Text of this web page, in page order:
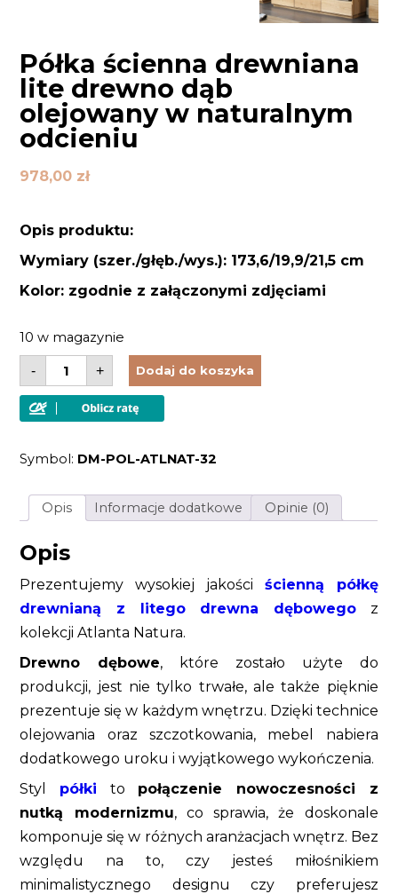
Półka ścienna drewniana
lite drewno dąb
olejowany w naturalnym
odcieniu
978,00 zł
Opis produktu:
Wymiary (szer./głęb./wys.): 173,6/19,9/21,5 cm
Kolor: zgodnie z załączonymi zdjęciami
10 w magazynie
-
ilość
Półka
ścienna
drewniana
lite
olejowany
odcieniu
+ Dodaj do koszyka
Symbol: DM-POL-ATLNAT-32
Opis Informacje dodatkowe Opinie (0)
Opis
Prezentujemy wysokiej jakości ścienną półkę
drewnianą z litego drewna dębowegoz
kolekcji Atlanta Natura.
Drewno dębowe, które zostało użyte do
produkcji, jest nie tylko trwałe, ale także pięknie
prezentuje się w każdym wnętrzu. Dzięki technice
olejowania oraz szczotkowania, mebel nabiera
dodatkowego uroku i wyjątkowego wykończenia.
Styl półki to połączenie nowoczesności z
nutką modernizmu, co sprawia, że doskonale
komponuje się w różnych aranżacjach wnętrz. Bez
względu na to, czy jesteś miłośnikiem
minimalistycznego designu czy preferujesz